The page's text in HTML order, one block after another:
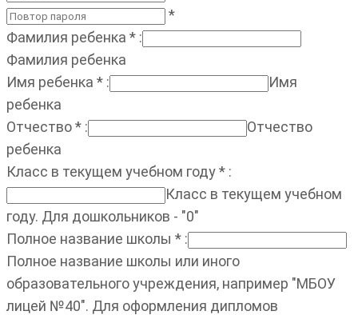
*
Фамилия ребенка * :
Фамилия ребенка
Имя ребенка * :
Имя
ребенка
Отчество* :
Отчество
ребенка
Класс в текущем учебном году* :
Класс в текущем учебном
году. Для дошкольников - "0"
Полное название школы * :
Полное название школы или иного
образовательного учреждения, например "МБОУ
лицей №40". Для оформления дипломов